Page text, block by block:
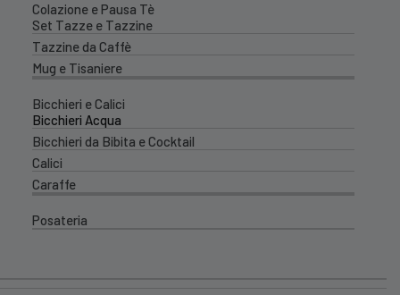
Colazione e Pausa Tè
Set Tazze e Tazzine
Tazzine da Caffè
Mug e Tisaniere
Bicchieri e Calici
Bicchieri Acqua
Bicchieri da Bibita e Cocktail
Calici
Caraffe
Posateria